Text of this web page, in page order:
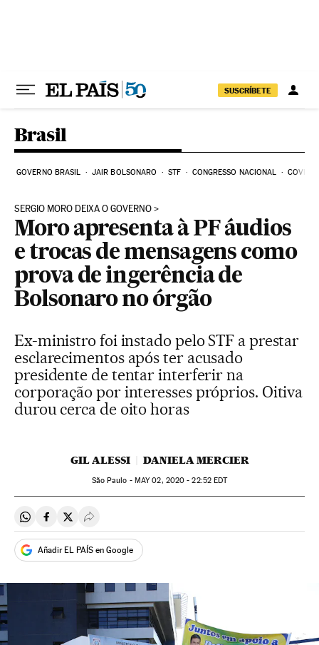
SUSCRÍBETE
Brasil
GOVERNO BRASIL JAIR BOLSONARO STF CONGRESSO NACIONAL COVID-
SERGIO MORO DEIXA O GOVERNO
Moro apresenta à PF áudios
e trocas de mensagens como
prova de ingerência de
Bolsonaro no órgão
Ex-ministro foi instado pelo STF a prestar
esclarecimentos após ter acusado
presidente de tentar interferir na
corporação por interesses próprios. Oitiva
durou cerca de oito horas
GIL ALESSI DANIELA MERCIER
São Paulo - MAY02, 2020 - 22:52EDT
Compartir en Whatsapp
Compartir en Facebook
Compartir en Twitter
Desplegar Redes Sociales
Añadir EL PAÍS en Google